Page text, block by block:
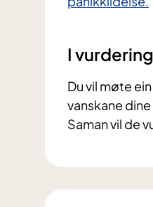
I
Du vil møte
vanskane
Saman vil de